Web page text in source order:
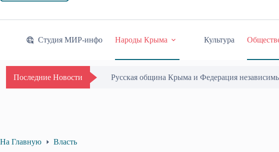
Студия МИР-инфо Народы Крыма Культура
Последние Новости Русская община Крыма и Федерация
На Главную Власть